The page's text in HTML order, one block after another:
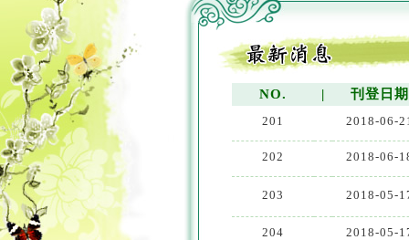
NO. | 刊登日期
201 2018-06-
202 2018-06-
203 2018-05-
204 2018-05-